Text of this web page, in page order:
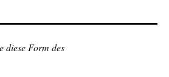
diese Form des